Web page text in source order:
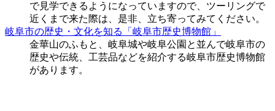
で見学できるようになっていますので、ツーリングで
近くまで来た際は、是非、立ち寄ってみてください。
岐阜市の歴史・文化を知る「岐阜市歴史博物館」
金華山のふもと、岐阜城や岐阜公園と並んで岐阜市の
歴史や伝統、工芸品などを紹介する岐阜市歴史博物館
があります。